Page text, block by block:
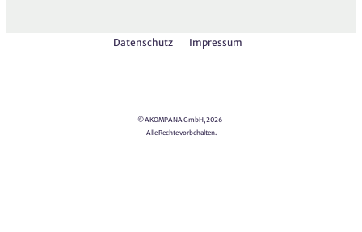
Datenschutz Impressum
© AKOMPANA GmbH, 2026
Alle Rechte vorbehalten.